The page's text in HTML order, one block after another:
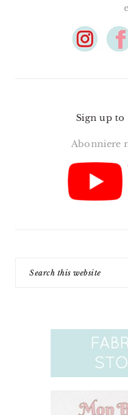
Sign up to
Abonniere